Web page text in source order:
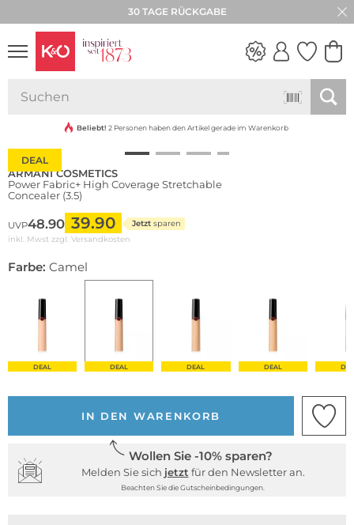
30 TAGE RÜCKGABE
VIBES
DEAL
Beliebt! 2 Personen haben den Artikel gerade im Warenkorb
ARMANI COSMETICS
Power Fabric+ High Coverage Stretchable
Concealer (3.5)
UVP48.90 39.90 Jetzt sparen
inkl. Mwst zzgl. Versandkosten
Farbe: Camel
DEAL DEAL DEAL DEAL
IN DEN WARENKORB
Wollen Sie -10% sparen?
Melden Sie sich jetzt für den Newsletter an.
Beachten Sie die Gutscheinbedingungen.